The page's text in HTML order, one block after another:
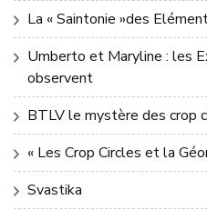
La « Saintonie »des
Umberto et Maryline : les
observent
BTLV le mystère des crop
« Les Crop Circles et la
Svastika